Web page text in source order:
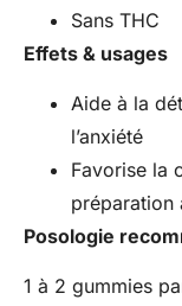
Sans THC
Effets & usages
Aide à la
l’anxiété
Favorise la
préparation
Posologie
1 à 2 gummies